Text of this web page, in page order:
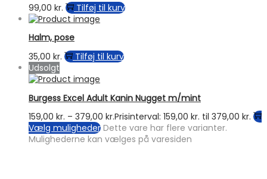
99,00 kr. Tilføj til kurv
Halm, pose
35,00 kr.
Tilføj til kurv
Udsolgt
Burgess Excel Adult Kanin Nugget m/mint
159,00 kr. – 379,00 kr.Prisinterval: 159,00 kr. til 379,00 kr.
Vælg muligheder Dette vare har flere varianter.
Mulighederne kan vælges på varesiden